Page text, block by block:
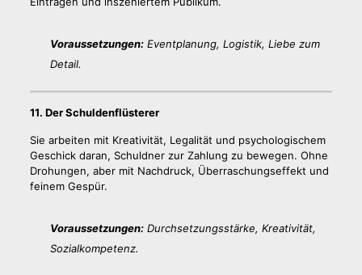
Voraussetzungen:Eventplanung, Logistik, Liebe zum
Detail.
11. Der Schuldenflüsterer
Sie arbeiten mit Kreativität, Legalität und psychologischem
Geschick daran, Schuldner zur Zahlung zu bewegen. Ohne
Drohungen, aber mit Nachdruck, Überraschungseffekt und
feinem Gespür.
Voraussetzungen:Durchsetzungsstärke, Kreativität,
Sozialkompetenz.